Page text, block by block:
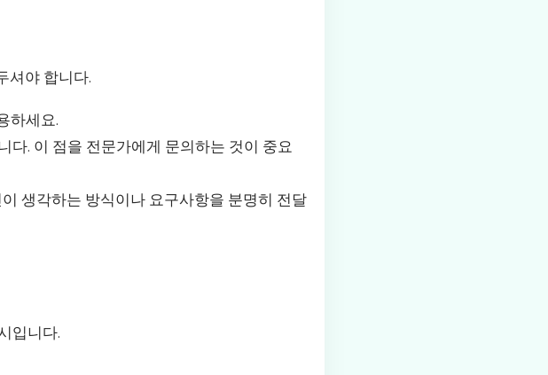
셔야 합니다.
하세요.
다. 이 점을 전문가에게 문의하는 것이 중요
생각하는 방식이나 요구사항을 분명히 전달
입니다.